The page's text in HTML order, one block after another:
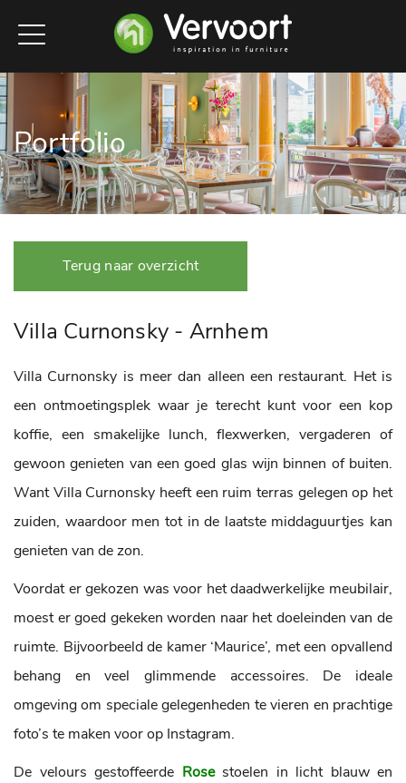
Portfolio
Terug naar overzicht
Villa Curnonsky - Arnhem
Villa Curnonsky is meer dan alleen een restaurant. Het is
een ontmoetingsplek waar je terecht kunt voor een kop
koffie, een smakelijke lunch, flexwerken, vergaderen of
gewoon genieten van een goed glas wijn binnen of buiten.
Want Villa Curnonsky heeft een ruim terras gelegen op het
zuiden, waardoor men tot in de laatste middaguurtjes kan
genieten van de zon.
Voordat er gekozen was voor het daadwerkelijke meubilair,
moest er goed gekeken worden naar het doeleinden van de
ruimte. Bijvoorbeeld de kamer ‘Maurice’, met een opvallend
behang en veel glimmende accessoires. De ideale
omgeving om speciale gelegenheden te vieren en prachtige
foto’s te maken voor op Instagram.
De velours gestoffeerde Rose stoelen in licht blauw en